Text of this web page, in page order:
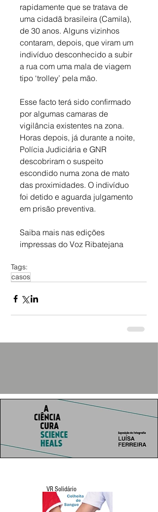
rapidamente que se tratava de
uma cidadã brasileira (Camila),
de 30 anos. Alguns vizinhos
contaram, depois, que viram um
indivíduo desconhecido a subir
a rua com uma mala de viagem
tipo ‘trolley’ pela mão.
Esse facto terá sido confirmado
por algumas camaras de
vigilância existentes na zona.
Horas depois, já durante a noite,
Polícia Judiciária e GNR
descobriram o suspeito
escondido numa zona de mato
das proximidades. O indivíduo
foi detido e aguarda julgamento
em prisão preventiva.
Saiba mais nas edições
impressas do Voz Ribatejana
Tags:
casos
VR Solidário